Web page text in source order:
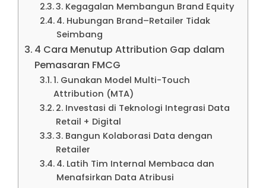
3. Kegagalan Membangun Brand Equity
4. Hubungan Brand–Retailer Tidak
Seimbang
4 Cara Menutup Attribution Gap dalam
Pemasaran FMCG
1. Gunakan Model Multi-Touch
Attribution (MTA)
2. Investasi di Teknologi Integrasi Data
Retail + Digital
3. Bangun Kolaborasi Data dengan
Retailer
4. Latih Tim Internal Membaca dan
Menafsirkan Data Atribusi